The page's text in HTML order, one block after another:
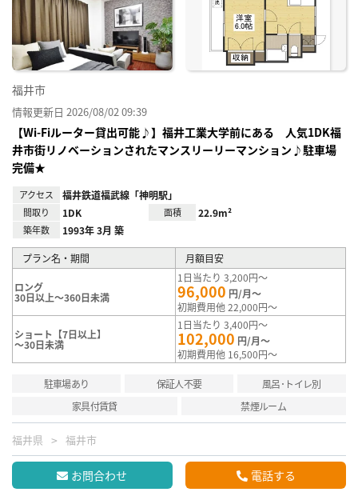
福井市
情報更新日 2026/08/02 09:39
【Wi-Fiルーター貸出可能♪】福井工業大学前にある 人気1DK福
井市街リノベーションされたマンスリーリーマンション♪駐車場
完備★
アクセス 福井鉄道福武線「神明駅」
間取り 1DK 面積 22.9m²
築年数 1993年 3月 築
プラン名・期間 月額目安
ロング
30日以上～360日未満
1日当たり 3,200円～
96,000 円/月～
初期費用他 22,000円～
ショート【7日以上】
～30日未満
1日当たり 3,400円～
102,000 円/月～
初期費用他 16,500円～
駐車場あり 保証人不要
風呂･トイレ別
家具付賃貸
禁煙ルーム
福井県 福井市
お問合わせ 電話する